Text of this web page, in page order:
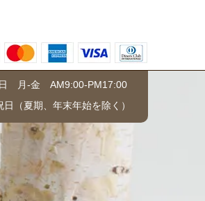
日 月-金 AM9:00-PM17:00
（夏期、年末年始を除く）